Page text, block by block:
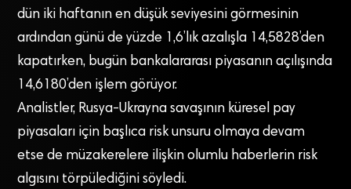
dün iki haftanın en düşük seviyesini görmesinin
ardından günü de yüzde 1,6’lık azalışla 14,5828’den
kapatırken, bugün bankalararası piyasanın açılışında
14,6180’den işlem görüyor.
Analistler, Rusya-Ukrayna savaşının küresel pay
piyasaları için başlıca risk unsuru olmaya devam
etse de müzakerelere ilişkin olumlu haberlerin risk
algısını törpülediğini söyledi.